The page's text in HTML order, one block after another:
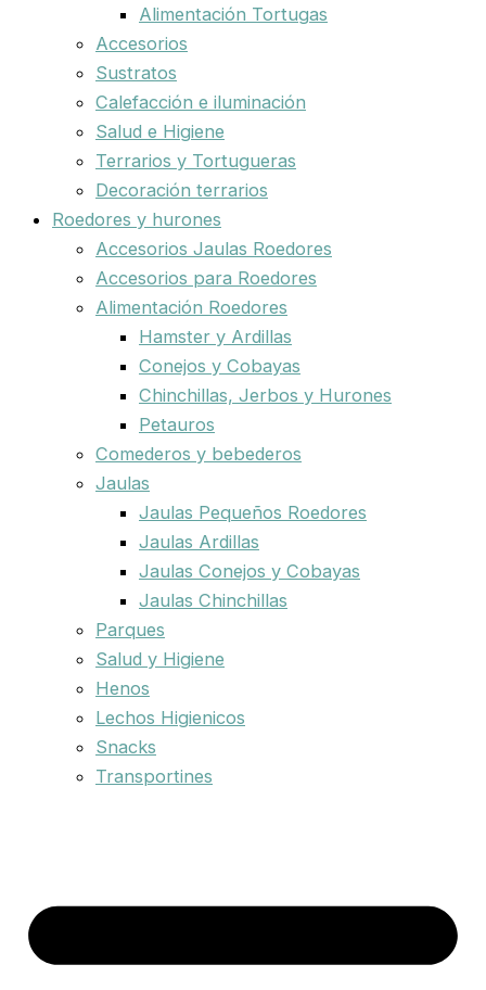
Alimentación Tortugas
Accesorios
Sustratos
Calefacción e iluminación
Salud e Higiene
Terrarios y Tortugueras
Decoración terrarios
Roedores y hurones
Accesorios Jaulas Roedores
Accesorios para Roedores
Alimentación Roedores
Hamster y Ardillas
Conejos y Cobayas
Chinchillas, Jerbos y Hurones
Petauros
Comederos y bebederos
Jaulas
Jaulas Pequeños Roedores
Jaulas Ardillas
Jaulas Conejos y Cobayas
Jaulas Chinchillas
Parques
Salud y Higiene
Henos
Lechos Higienicos
Snacks
Transportines